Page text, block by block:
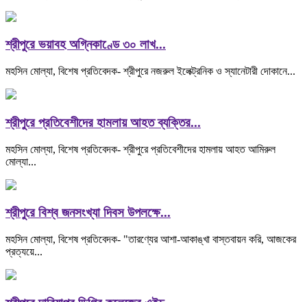
শ্রীপুরে ভয়াবহ অগ্নিকাণ্ডে ৩০ লাখ...
মহসিন মোল্যা, বিশেষ প্রতিবেদক- শ্রীপুরে নজরুল ইলেক্ট্রনিক ও স্যানেটারী দোকানে...
শ্রীপুরে প্রতিবেশীদের হামলায় আহত ব্যক্তির...
মহসিন মোল্যা, বিশেষ প্রতিবেদক- শ্রীপুরে প্রতিবেশীদের হামলায় আহত আমিরুল
মোল্যা...
শ্রীপুরে বিশ্ব জনসংখ্যা দিবস উপলক্ষে...
মহসিন মোল্যা, বিশেষ প্রতিবেদক- "তারণ্যের আশা-আকাঙ্খা বাস্তবায়ন করি, আজকের
প্রত্যয়ে...